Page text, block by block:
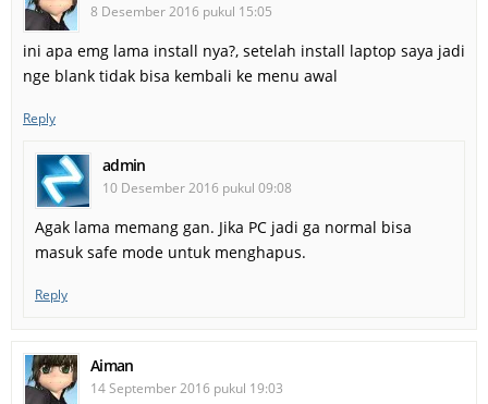
8 Desember 2016 pukul 15:05
ini apa emg lama install nya?, setelah install laptop saya jadi
nge blank tidak bisa kembali ke menu awal
Reply
admin
10 Desember 2016 pukul 09:08
Agak lama memang gan. Jika PC jadi ga normal bisa
masuk safe mode untuk menghapus.
Reply
Aiman
14 September 2016 pukul 19:03